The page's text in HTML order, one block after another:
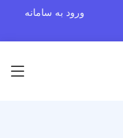
ورود به سامانه